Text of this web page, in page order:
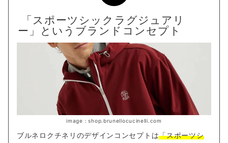
「スポーツシックラグジュアリ
ー」というブランドコンセプト
image：shop.brunellocucinelli.com
ブルネロクチネリのデザインコンセプトは「スポーツシ